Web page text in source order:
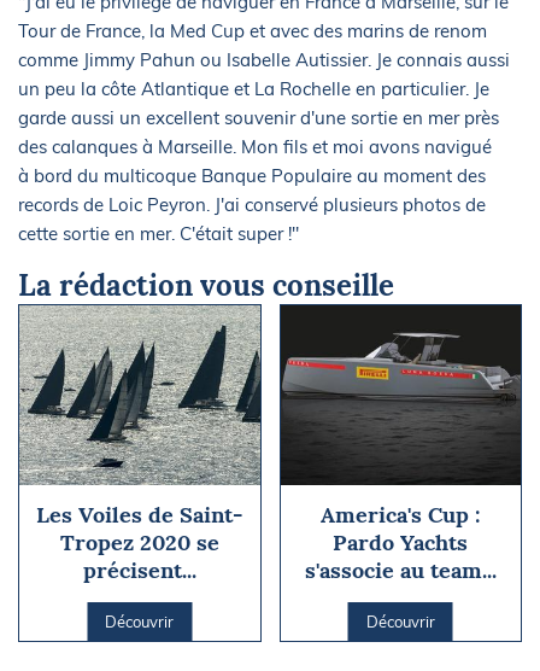
Tour de France, la Med Cup et avec des marins de renom
comme Jimmy Pahun ou Isabelle Autissier. Je connais aussi
un peu la côte Atlantique et La Rochelle en particulier. Je
garde aussi un excellent souvenir d'une sortie en mer près
des calanques à Marseille. Mon fils et moi avons navigué
à bord du multicoque Banque Populaire au moment des
records de Loic Peyron. J'ai conservé plusieurs photos de
cette sortie en mer. C'était super !"
La rédaction vous conseille
Les Voiles de Saint-
Tropez 2020 se
précisent...
Découvrir
America's Cup :
Pardo Yachts
s'associe au team...
Découvrir